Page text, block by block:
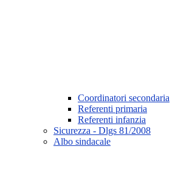
Coordinatori secondaria
Referenti primaria
Referenti infanzia
Sicurezza - Dlgs 81/2008
Albo sindacale